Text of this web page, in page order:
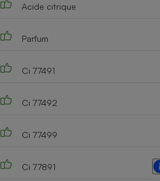
Acide citrique
Parfum
Ci 77491
Ci 77492
Ci 77499
Ci 77891